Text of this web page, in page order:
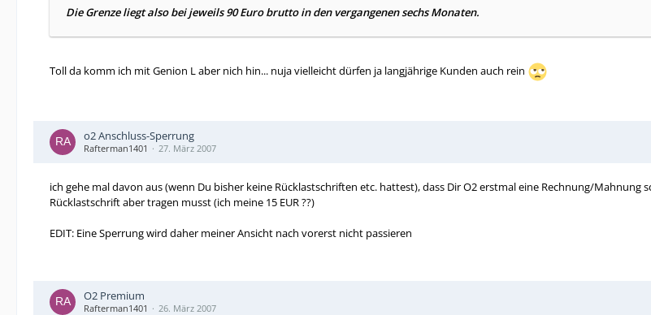
Die Grenze liegt also bei jeweils 90 Euro brutto in den vergangenen sechs Monaten.
Toll da komm ich mit Genion L aber nich hin... nuja vielleicht dürfen ja langjährige Kunden auch rein
o2 Anschluss-Sperrung
Rafterman1401 27. März 2007
ich gehe mal davon aus (wenn Du bisher keine Rücklastschriften etc. hattest), dass Dir O2 erstmal eine Rechnung/
Rücklastschrift aber tragen musst (ich meine 15 EUR ??)
EDIT: Eine Sperrung wird daher meiner Ansicht nach vorerst nicht passieren
O2 Premium
Rafterman1401 26. März 2007